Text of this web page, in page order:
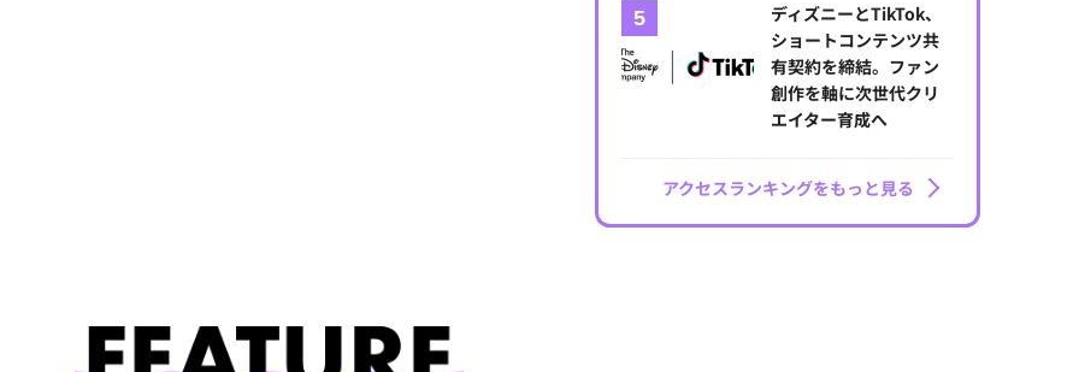
ディズニーとTikTok、
ショートコンテンツ共
有契約を締結。ファン
創作を軸に次世代クリ
エイター育成へ
アクセスランキングをもっと見る